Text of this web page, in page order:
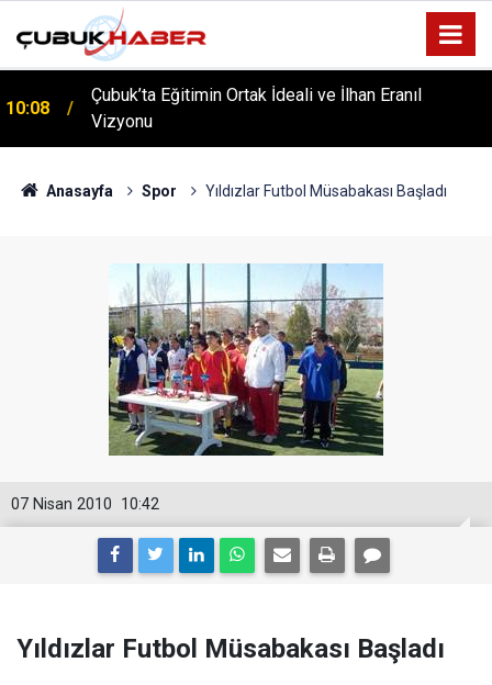
10:08
Çubuk’ta Eğitimin Ortak İdeali ve İlhan Eranıl
Vizyonu
12:06
ÇUBUK’TA ‘YAZA MERHABA’ COŞKUSU: Kursiyerler
Gönüllerince Eğlendi!
Anasayfa Spor Yıldızlar Futbol Müsabakası Başladı
10:42
07 Nisan 2010
Yıldızlar Futbol Müsabakası Başladı